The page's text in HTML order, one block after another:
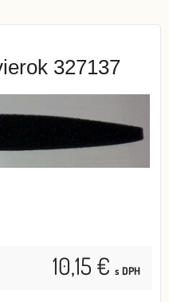
327137
10,15 € s DPH